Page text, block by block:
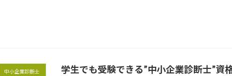
中小企業診断士 学生でも受験できる”中小企業診断士”資